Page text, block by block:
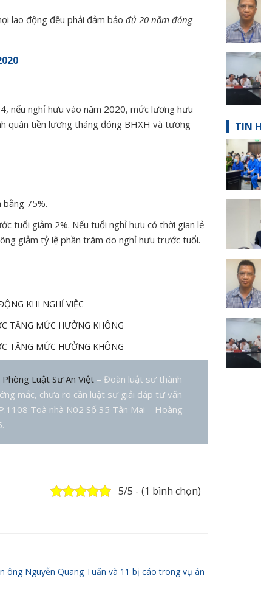
lao động đều phải đảm bảo đủ 20 năm đóng
nếu nghỉ hưu vào năm 2020, mức lương hưu
quân tiền lương tháng đóng BHXH và tương
75%.
tuổi giảm 2%. Nếu tuổi nghỉ hưu có thời gian lẻ
giảm tỷ lệ phần trăm do nghỉ hưu trước tuổi.
KHI NGHỈ VIỆC
TĂNG MỨC HƯỞNG KHÔNG
TĂNG MỨC HƯỞNG KHÔNG
Phòng Luật Sư An Việt– Đoàn luật sư thành
mắc, chưa rõ cần luật sư giải đáp tư vấn
Toà nhà N02 Số 35 Tân Mai – Hoàng
5/5 - (1 bình chọn)
ông Nguyễn Quang Tuấn và 11 bị cáo trong vụ án
TIN